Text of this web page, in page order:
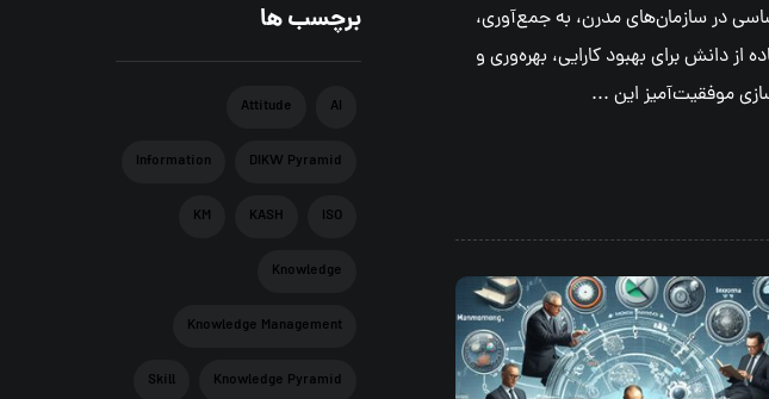
در سازمان‌های مدرن، به جمع‌آوری،
از دانش برای بهبود کارایی، بهره‌وری و
موفقیت‌آمیز این ...
برچسب ها
AI
Attitude
DIKW Pyramid
Information
ISO
KASH
KM
Knowledge
Knowledge Management
Knowledge Pyramid
Skill